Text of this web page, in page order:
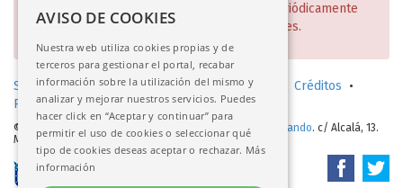
manera escalonada y de lo cual daremos periódicamente
cuenta en nuestra página web y redes sociales.
Solicitud de consulta en sala (investigadores) Créditos •
Política de privacidad•Aviso legal
© 2017-2026. Real Academia de Bellas Artes de San Fernando. c/ Alcalá, 13.
Madrid
AVISO DE COOKIES
Nuestra web utiliza cookies propias y de
terceros para gestionar el portal, recabar
información sobre la utilización del mismo y
analizar y mejorar nuestros servicios. Puedes
hacer click en “Aceptar y continuar” para
permitir el uso de cookies o seleccionar qué
tipo de cookies deseas aceptar o rechazar. Más
información